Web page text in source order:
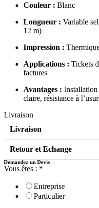
Couleur : Blanc
Longueur : Variable
12 m)
Impression :
Applications : Tickets
factures
Avantages :
claire, résistance à
Livraison
Livraison
Retour et Echange
Demandez un Devis
Vous êtes : *
Entreprise
Particulier